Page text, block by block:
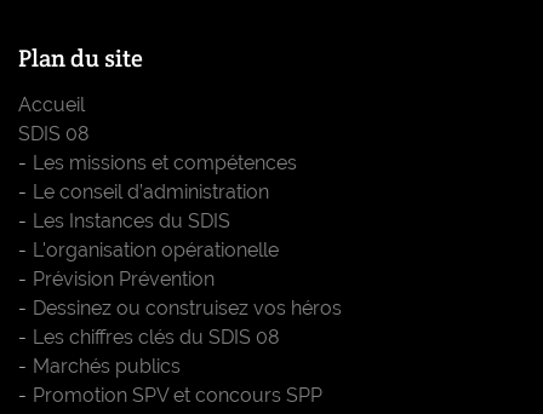
Plan du site
Accueil
SDIS 08
Les missions et compétences
Le conseil d’administration
Les Instances du SDIS
L'organisation opérationelle
Prévision Prévention
Dessinez ou construisez vos héros
Les chiffres clés du SDIS 08
Marchés publics
Promotion SPV et concours SPP